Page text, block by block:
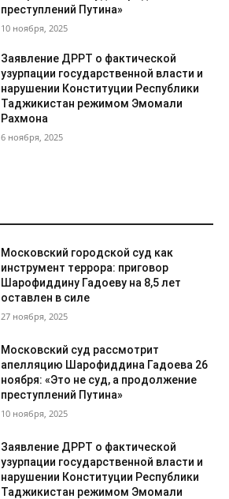
преступлений Путина»
10 ноября, 2025
Заявление ДРРТ о фактической
узурпации государственной власти и
нарушении Конституции Республики
Таджикистан режимом Эмомали
Рахмона
6 ноября, 2025
Московский городской суд как
инструмент террора: приговор
Шарофиддину Гадоеву на 8,5 лет
оставлен в силе
27 ноября, 2025
Московский суд рассмотрит
апелляцию Шарофиддина Гадоева 26
ноября: «Это не суд, а продолжение
преступлений Путина»
10 ноября, 2025
Заявление ДРРТ о фактической
узурпации государственной власти и
нарушении Конституции Республики
Таджикистан режимом Эмомали